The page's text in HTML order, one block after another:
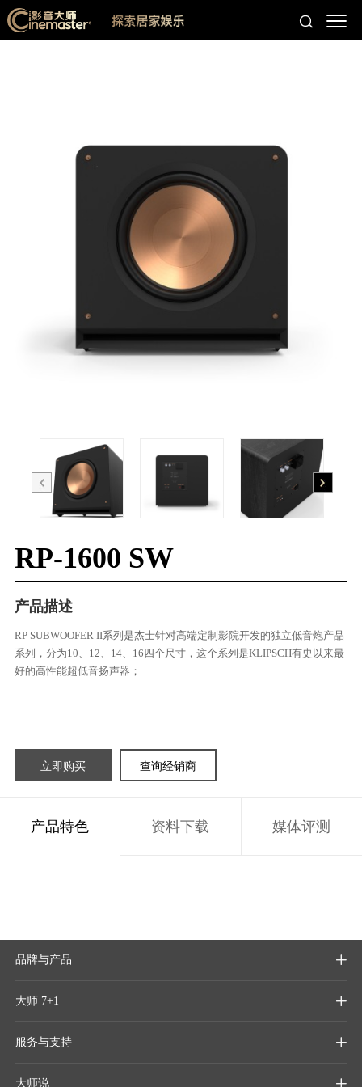
RP-1600 SW
产品描述
RP SUBWOOFER II系列是杰士针对高端定制影院开发的独立低音炮产品
系列，分为10、12、14、16四个尺寸，这个系列是KLIPSCH有史以来最
好的高性能超低音扬声器；
立即购买 查询经销商
产品特色 资料下载 媒体评测
品牌与产品 
大师 7+1 
服务与支持 
大师说 